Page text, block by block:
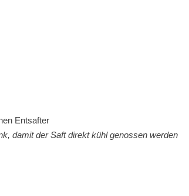
Entsafter
damit der Saft direkt kühl genossen werden